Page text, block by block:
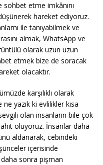
etme imkânını
hareket ediyoruz.
ile tanıyabilmek ve
almak, WhatsApp ve
olarak uzun uzun
etmek bize de soracak
olacaktır.
karşılıklı olarak
yazık ki evlilikler kısa
olan insanların bile çok
oluyoruz. İnsanlar daha
aldanarak, cebindeki
içerisinde
sonra pişman